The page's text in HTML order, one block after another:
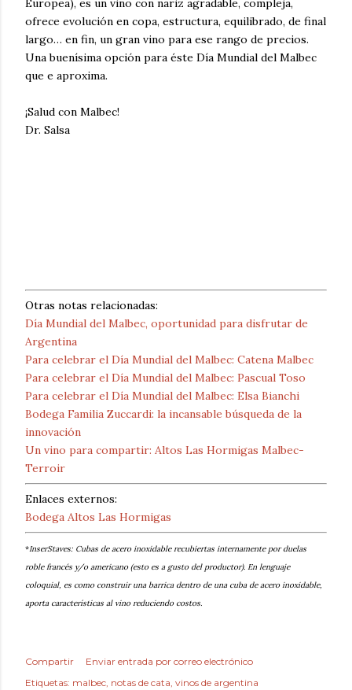
ofrece evolución en copa, estructura, equilibrado, de final
largo… en fin, un gran vino para ese rango de precios.
Una buenísima opción para éste Día Mundial del Malbec
que e aproxima.
¡Salud con Malbec!
Dr. Salsa
Otras notas relacionadas:
Día Mundial del Malbec, oportunidad para disfrutar de
Argentina
Para celebrar el Día Mundial del Malbec: Catena Malbec
Para celebrar el Día Mundial del Malbec: Pascual Toso
Para celebrar el Día Mundial del Malbec: Elsa Bianchi
Bodega Familia Zuccardi: la incansable búsqueda de la
innovación
Un vino para compartir: Altos Las Hormigas Malbec-
Terroir
Enlaces externos:
Bodega Altos Las Hormigas
*InserStaves: Cubas de acero inoxidable recubiertas internamente por duelas
roble francés y/o americano (esto es a gusto del productor). En lenguaje
coloquial, es como construir una barrica dentro de una cuba de acero inoxidable,
aporta características al vino reduciendo costos.
Compartir
Enviar entrada por correo electrónico
Etiquetas: malbec notas de cata vinos de argentina